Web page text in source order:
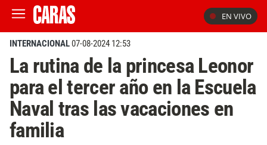
EN VIVO
INTERNACIONAL07-08-2024 12:53
La rutina de la princesa Leonor
para el tercer año en la Escuela
Naval tras las vacaciones en
familia